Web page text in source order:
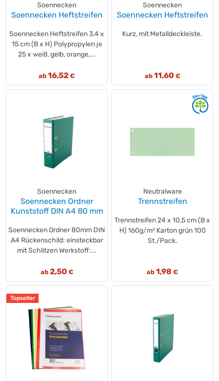
Soennecken
Soennecken Heftstreifen
Soennecken Heftstreifen 3,4 x
15 cm (B x H) Polypropylen je
25 x weiß, gelb, orange,...
ab 16,52 €
Soennecken
Soennecken Heftstreifen
Kurz, mit Metalldeckleiste.
ab 11,60 €
Soennecken
Soennecken Ordner
Kunststoff DIN A4 80 mm
Soennecken Ordner 80mm DIN
A4 Rückenschild: einsteckbar
mit Schlitzen Werkstoff:...
ab 2,50 €
Neutralware
Trennstreifen
Trennstreifen 24 x 10,5 cm (B x
H) 160g/m² Karton grün 100
St./Pack.
ab 1,98 €
Topseller